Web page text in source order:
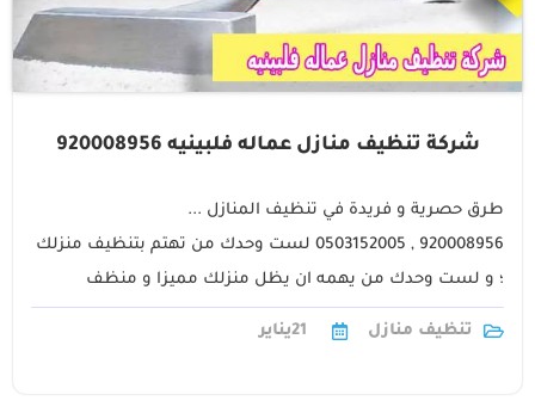
شركة تنظيف منازل عماله فلبينيه 920008956
طرق حصرية و فريدة في تنظيف المنازل ...
920008956 , 0503152005 لست وحدك من تهتم بتنظيف منزلك
؛ و لست وحدك من يهمه ان يظل منزلك مميزا و منظف
بافضل جودة ؛ شركة1
تنظيف منازل
21يناير